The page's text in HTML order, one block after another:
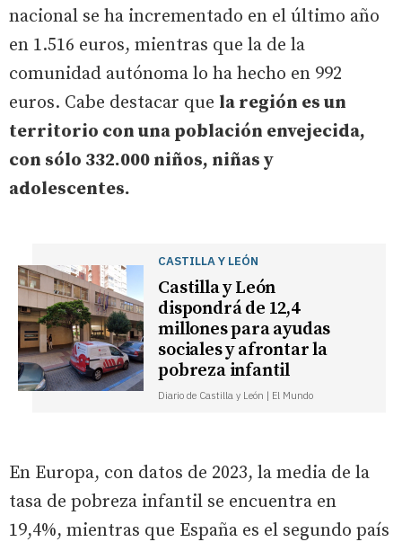
nacional se ha incrementado en el último año
en 1.516 euros, mientras que la de la
comunidad autónoma lo ha hecho en 992
euros. Cabe destacar que la región es un
territorio con una población envejecida,
con sólo 332.000 niños, niñas y
adolescentes.
CASTILLA Y LEÓN
Castilla y León
dispondrá de 12,4
millones para ayudas
sociales y afrontar la
pobreza infantil
Diario de Castilla y León | El Mundo
En Europa, con datos de 2023, la media de la
tasa de pobreza infantil se encuentra en
19,4%, mientras que España es el segundo país